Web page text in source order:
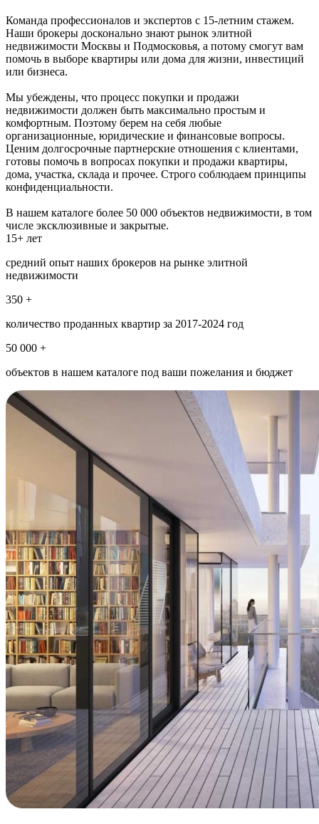
Команда профессионалов и экспертов с 15-летним стажем.
Наши брокеры досконально знают рынок элитной
недвижимости Москвы и Подмосковья, а потому смогут вам
помочь в выборе квартиры или дома для жизни, инвестиций
или бизнеса.
Мы убеждены, что процесс покупки и продажи
недвижимости должен быть максимально простым и
комфортным. Поэтому берем на себя любые
организационные, юридические и финансовые вопросы.
Ценим долгосрочные партнерские отношения с клиентами,
готовы помочь в вопросах покупки и продажи квартиры,
дома, участка, склада и прочее. Строго соблюдаем принципы
конфиденциальности.
В нашем каталоге более 50 000 объектов недвижимости, в том
числе эксклюзивные и закрытые.
15+ лет
средний опыт наших брокеров на рынке элитной
недвижимости
350 +
количество проданных квартир за 2017-2024 год
50 000 +
объектов в нашем каталоге под ваши пожелания и бюджет